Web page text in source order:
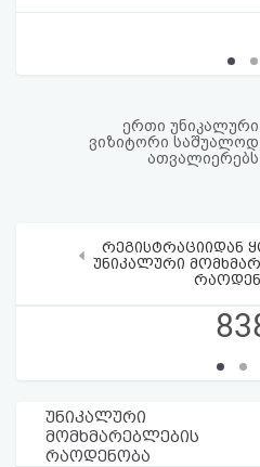
ერთი უნიკალური
ვიზიტორი საშუალოდ
ათვალიერებს
რეგისტრაციიდან
უნიკალური
‹
უნიკალური
მომხმარებლების
რაოდენობა